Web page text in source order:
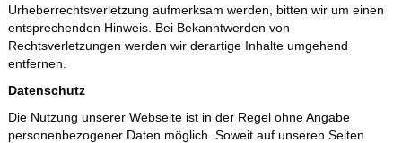
Urheberrechtsverletzung aufmerksam werden, bitten wir um einen
entsprechenden Hinweis. Bei Bekanntwerden von
Rechtsverletzungen werden wir derartige Inhalte umgehend
entfernen.
Datenschutz
Die Nutzung unserer Webseite ist in der Regel ohne Angabe
personenbezogener Daten möglich. Soweit auf unseren Seiten